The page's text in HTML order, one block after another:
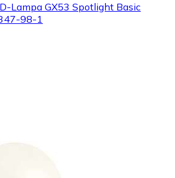
Lampa GX53 Spotlight Basic
98-1